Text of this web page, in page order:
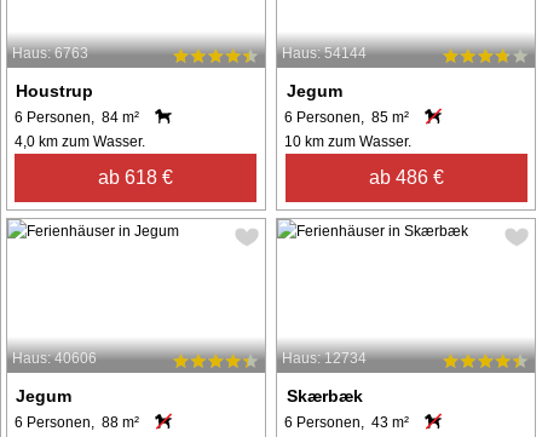
Haus: 6763
Houstrup
6 Personen, 84 m²
4,0 km zum Wasser.
ab 618 €
Haus: 54144
Jegum
6 Personen, 85 m²
10 km zum Wasser.
ab 486 €
Haus: 40606
Jegum
6 Personen, 88 m²
Haus: 12734
Skærbæk
6 Personen, 43 m²